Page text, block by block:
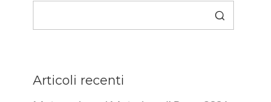
Articoli recenti